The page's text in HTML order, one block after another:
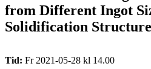
from Different Ingot
Solidification
Tid: Fr 2021-05-28 kl 14.00